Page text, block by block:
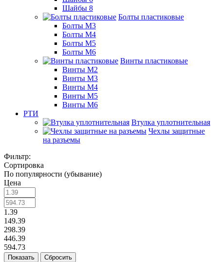
Шайбы 8
Болты пластиковые
Болты М3
Болты М4
Болты М5
Болты М6
Винты пластиковые
Винты М2
Винты М3
Винты М4
Винты М5
Винты М6
РТИ
Втулка уплотнительная
Чехлы защитные
на разъемы
Фильтр:
Сортировка
По популярности (убывание)
Цена
1.39
149.39
298.39
446.39
594.73
Показать Сбросить